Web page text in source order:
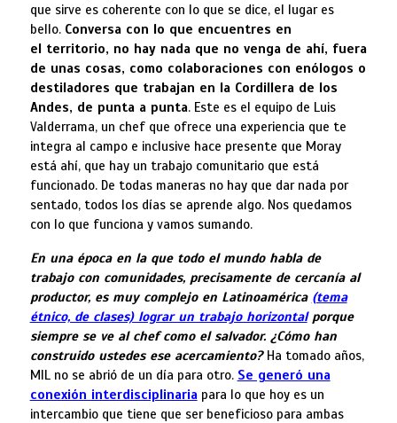
que sirve es coherente con lo que se dice, el lugar es
bello. Conversa con lo que encuentres en
el territorio, no hay nada que no venga de ahí, fuera
de unas cosas, como colaboraciones con enólogos o
destiladores que trabajan en la Cordillera de los
Andes, de punta a punta. Este es el equipo de Luis
Valderrama, un chef que ofrece una experiencia que te
integra al campo e inclusive hace presente que Moray
está ahí, que hay un trabajo comunitario que está
funcionado. De todas maneras no hay que dar nada por
sentado, todos los días se aprende algo. Nos quedamos
con lo que funciona y vamos sumando.
En una época en la que todo el mundo habla de
trabajo con comunidades, precisamente de cercanía al
productor, es muy complejo en Latinoamérica (tema
étnico, de clases) lograr un trabajo horizontalporque
siempre se ve al chef como el salvador. ¿Cómo han
construido ustedes ese acercamiento? Ha tomado años,
MIL no se abrió de un día para otro. Se generó una
conexión interdisciplinariapara lo que hoy es un
intercambio que tiene que ser beneficioso para ambas